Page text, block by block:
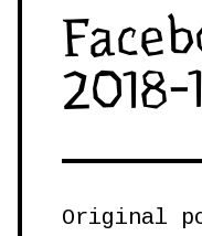
2018-
Original